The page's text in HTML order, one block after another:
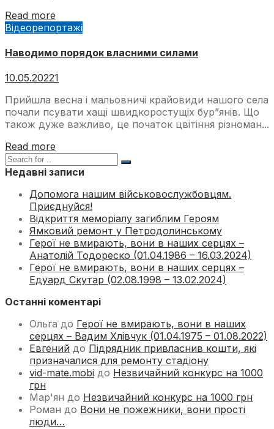
Read more
Відеорепортажі
Наводимо порядок власними силами
10.05.20221
Прийшла весна і мальовничі крайовиди нашого села
почали псувати хащі швидкоростущіх бур”янів. Що
також дуже важливо, це початок цвітіння різноман...
Read more
Недавні записи
Допомога нашим військовослужбовцям.
Приєднуйся!
Відкриття меморіалу загиблим Героям
Ямковий ремонт у Петродолинському
Герої не вмирають, вони в наших серцях –
Анатолій Тодореско (01.04.1986 – 16.03.2024)
Герої не вмирають, вони в наших серцях –
Едуард Скутар (02.08.1998 – 13.02.2024)
Останні коментарі
Ольга до Герої не вмирають, вони в наших
серцях – Вадим Хлівчук (01.04.1975 – 01.08.2022)
Евгений до Підрядник привласнив кошти, які
призначалися для ремонту стадіону
vid-mate.mobi до Незвичайний конкурс на 1000
грн
Мар'ян до Незвичайний конкурс на 1000 грн
Роман до Вони не пожежники, вони прості
люди…